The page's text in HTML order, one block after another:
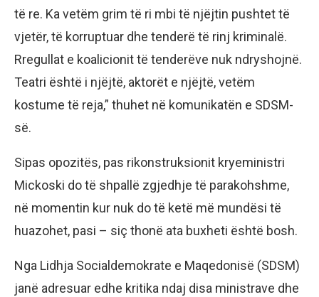
të re. Ka vetëm grim të ri mbi të njëjtin pushtet të
vjetër, të korruptuar dhe tenderë të rinj kriminalë.
Rregullat e koalicionit të tenderëve nuk ndryshojnë.
Teatri është i njëjtë, aktorët e njëjtë, vetëm
kostume të reja,” thuhet në komunikatën e SDSM-
së.
Sipas opozitës, pas rikonstruksionit kryeministri
Mickoski do të shpallë zgjedhje të parakohshme,
në momentin kur nuk do të ketë më mundësi të
huazohet, pasi – siç thonë ata buxheti është bosh.
Nga Lidhja Socialdemokrate e Maqedonisë (SDSM)
janë adresuar edhe kritika ndaj disa ministrave dhe